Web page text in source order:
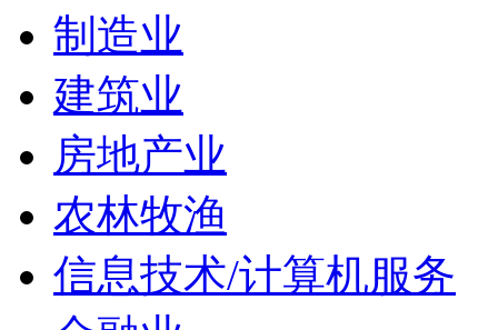
制造业
建筑业
房地产业
农林牧渔
信息技术/计算机服务